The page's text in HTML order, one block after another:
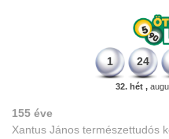
1 24
32. hét ,
155 éve
Xantus János természettudós